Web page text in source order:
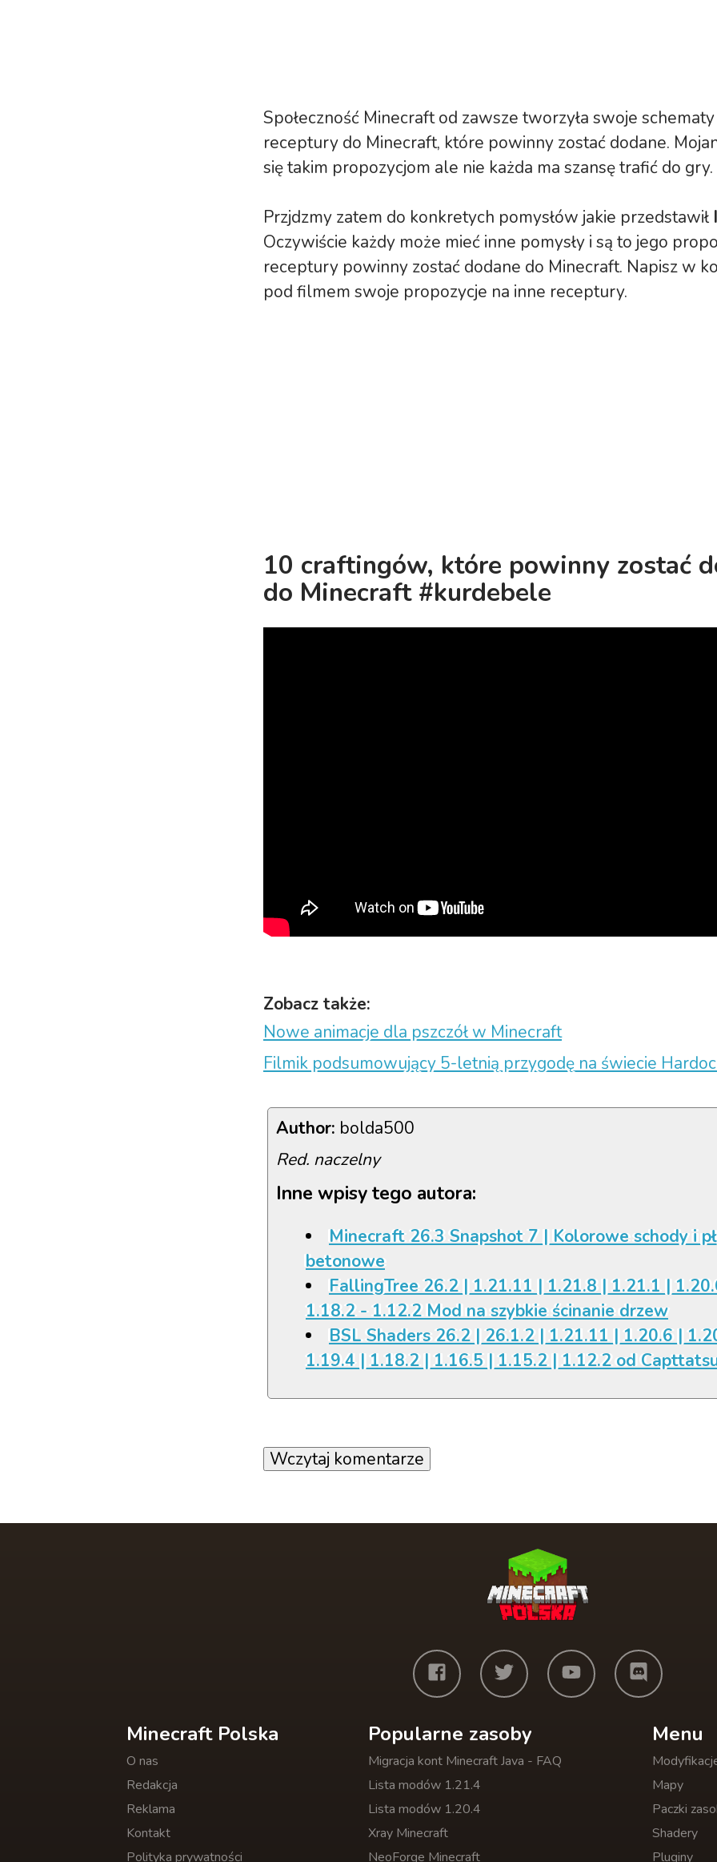
Społeczność Minecraft od zawsze tworzyła swoje
receptury do Minecraft, które powinny zostać dodane.
się takim propozycjom ale nie każda ma szansę trafić do gry.
Przjdzmy zatem do konkretych pomysłów jakie przedstawił
Oczywiście każdy może mieć inne pomysły i są to jego
receptury powinny zostać dodane do Minecraft. Napisz w
pod filmem swoje propozycje na inne receptury.
10 craftingów, które powinny zostać
do Minecraft #kurdebele
Zobacz także:
Nowe animacje dla pszczół w Minecraft
Filmik podsumowujący 5-letnią przygodę na świecie
Author: bolda500
Red. naczelny
Inne wpisy tego autora:
Minecraft 26.3 Snapshot 7 | Kolorowe schody i
betonowe
FallingTree 26.2 | 1.21.11 | 1.21.8 | 1.21.1 |
1.18.2 - 1.12.2 Mod na szybkie ścinanie drzew
BSL Shaders 26.2 | 26.1.2 | 1.21.11 | 1.20.6 |
1.19.4 | 1.18.2 | 1.16.5 | 1.15.2 | 1.12.2 od
Wczytaj komentarze
Minecraft Polska
O nas
Redakcja
Reklama
Kontakt
Polityka prywatności
Popularne zasoby
Migracja kont Minecraft Java - FAQ
Lista modów 1.21.4
Lista modów 1.20.4
Xray Minecraft
NeoForge Minecraft
Menu
Mapy
Paczki
Shadery
Pluginy